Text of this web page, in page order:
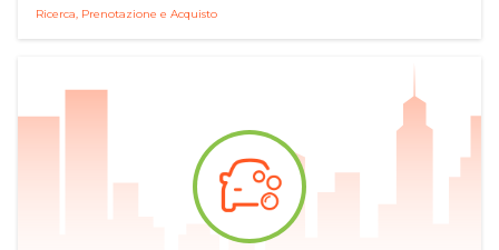
Ricerca, Prenotazione e Acquisto